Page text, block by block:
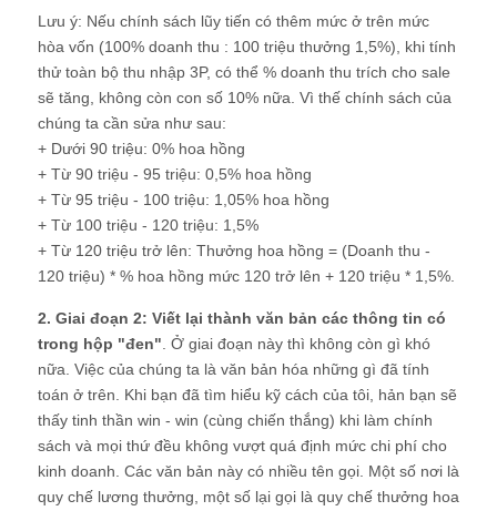
Lưu ý: Nếu chính sách lũy tiến có thêm mức ở trên mức
hòa vốn (100% doanh thu : 100 triệu thưởng 1,5%), khi tính
thử toàn bộ thu nhập 3P, có thể % doanh thu trích cho sale
sẽ tăng, không còn con số 10% nữa. Vì thế chính sách của
chúng ta cần sửa như sau:
+ Dưới 90 triệu: 0% hoa hồng
+ Từ 90 triệu - 95 triệu: 0,5% hoa hồng
+ Từ 95 triệu - 100 triệu: 1,05% hoa hồng
+ Từ 100 triệu - 120 triệu: 1,5%
+ Từ 120 triệu trở lên: Thưởng hoa hồng = (Doanh thu -
120 triệu) * % hoa hồng mức 120 trở lên + 120 triệu * 1,5%.
2. Giai đoạn 2: Viết lại thành văn bản các thông tin có
trong hộp "đen" . Ở giai đoạn này thì không còn gì khó
nữa. Việc của chúng ta là văn bản hóa những gì đã tính
toán ở trên. Khi bạn đã tìm hiểu kỹ cách của tôi, hản bạn sẽ
thấy tinh thần win - win (cùng chiến thắng) khi làm chính
sách và mọi thứ đều không vượt quá định mức chi phí cho
kinh doanh. Các văn bản này có nhiều tên gọi. Một số nơi là
quy chế lương thưởng, một số lại gọi là quy chế thưởng hoa